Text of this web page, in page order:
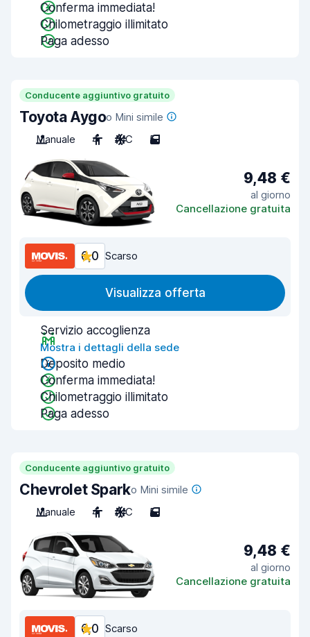
Conferma immediata!
Chilometraggio illimitato
Paga adesso
Conducente aggiuntivo gratuito
Toyota Aygoo Mini simile
Manuale
4 A/C 5
9,48 €
al giorno
Cancellazione gratuita
6,0 Scarso
Visualizza offerta
Servizio accoglienza
Mostra i dettagli della sede
Deposito medio
Conferma immediata!
Chilometraggio illimitato
Paga adesso
Conducente aggiuntivo gratuito
Chevrolet Sparko Mini simile
Manuale
4 A/C 5
9,48 €
al giorno
Cancellazione gratuita
6,0 Scarso